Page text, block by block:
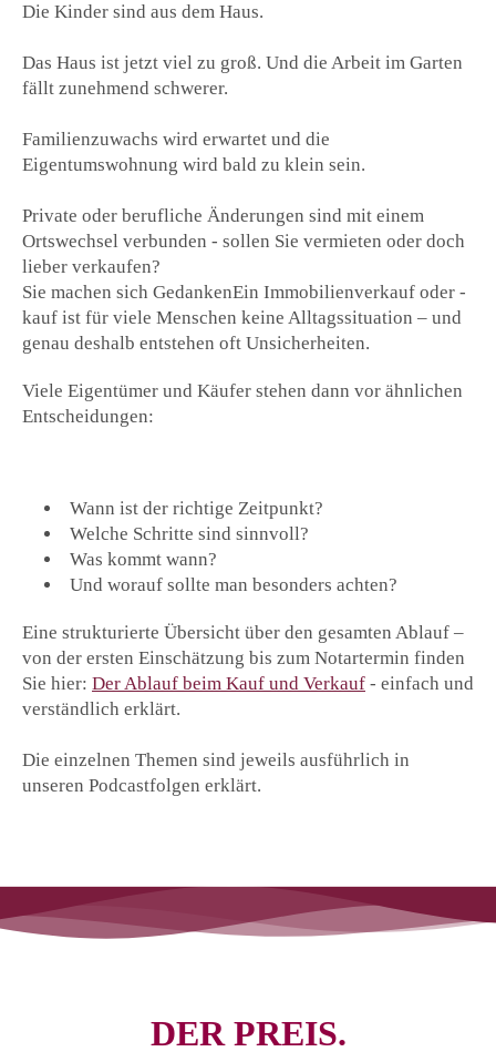
Die Kinder sind aus dem Haus.
Das Haus ist jetzt viel zu groß. Und die Arbeit im Garten
fällt zunehmend schwerer.
Familienzuwachs wird erwartet und die
Eigentumswohnung wird bald zu klein sein.
Private oder berufliche Änderungen sind mit einem
Ortswechsel verbunden - sollen Sie vermieten oder doch
lieber verkaufen?
Sie machen sich GedankenEin Immobilienverkauf oder -
kauf ist für viele Menschen keine Alltagssituation – und
genau deshalb entstehen oft Unsicherheiten.
Viele Eigentümer und Käufer stehen dann vor ähnlichen
Entscheidungen:
Wann ist der richtige Zeitpunkt?
Welche Schritte sind sinnvoll?
Was kommt wann?
Und worauf sollte man besonders achten?
Eine strukturierte Übersicht über den gesamten Ablauf –
von der ersten Einschätzung bis zum Notartermin finden
Sie hier: Der Ablauf beim Kauf und Verkauf - einfach und
verständlich erklärt.
Die einzelnen Themen sind jeweils ausführlich in
unseren Podcastfolgen erklärt.
DER PREIS.